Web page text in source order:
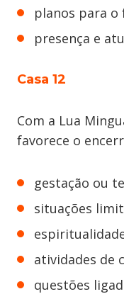
planos para
presença e
Casa 12
Com a Lua
favorece o
gestação ou
situações
atividades de
questões